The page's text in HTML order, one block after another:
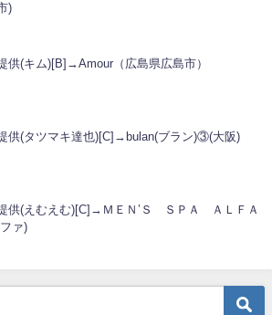
)
供(キム)[B]→Amour（広島県広島市）
供(タツマキ達也)[C]→bulan(ブラン)③(大阪)
供(えむえむ)[C]→ＭＥＮ’Ｓ ＳＰＡ ＡＬＦＡ
ァ)